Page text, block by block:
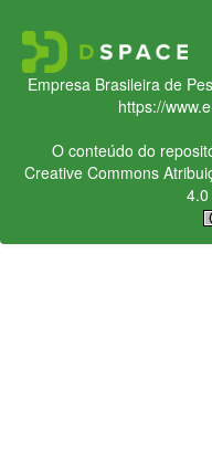
Empresa Brasileira de
https://
O conteúdo do
Creative Commons